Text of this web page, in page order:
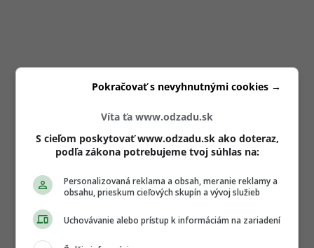
Víta ťa www.odzadu.sk
S cieľom poskytovať www.odzadu.sk ako doteraz,
podľa zákona potrebujeme tvoj súhlas na:
Personalizovaná reklama a obsah, meranie reklamy a
obsahu, prieskum cieľových skupín a vývoj služieb
Uchovávanie alebo prístup k informáciám na zariadení
Pokračovať s nevyhnutnými cookies →